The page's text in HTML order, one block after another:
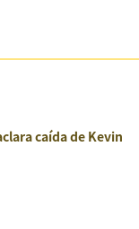
caída de Kevin